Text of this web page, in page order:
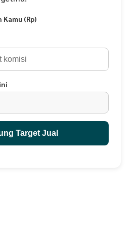
Sunkist, Khaki, Grey, White
(Rp)
Target Jual